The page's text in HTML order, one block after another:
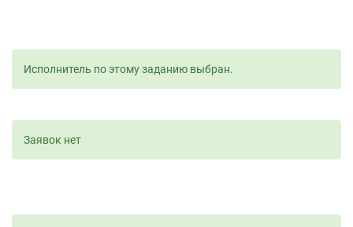
Исполнитель по этому заданию выбран.
Заявок нет